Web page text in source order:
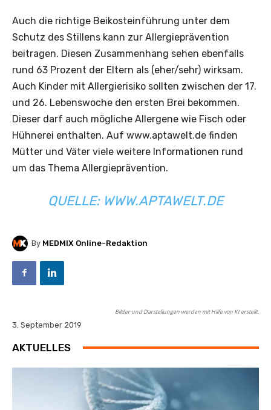
Auch die richtige Beikosteinführung unter dem
Schutz des Stillens kann zur Allergieprävention
beitragen. Diesen Zusammenhang sehen ebenfalls
rund 63 Prozent der Eltern als (eher/sehr) wirksam.
Auch Kinder mit Allergierisiko sollten zwischen der 17.
und 26. Lebenswoche den ersten Brei bekommen.
Dieser darf auch mögliche Allergene wie Fisch oder
Hühnerei enthalten. Auf www.aptawelt.de finden
Mütter und Väter viele weitere Informationen rund
um das Thema Allergieprävention.
QUELLE: WWW.APTAWELT.DE
By MEDMIX Online-Redaktion
Bilder und Darstellungen werden mit Hilfe von KI erstellt.
3. September 2019
AKTUELLES